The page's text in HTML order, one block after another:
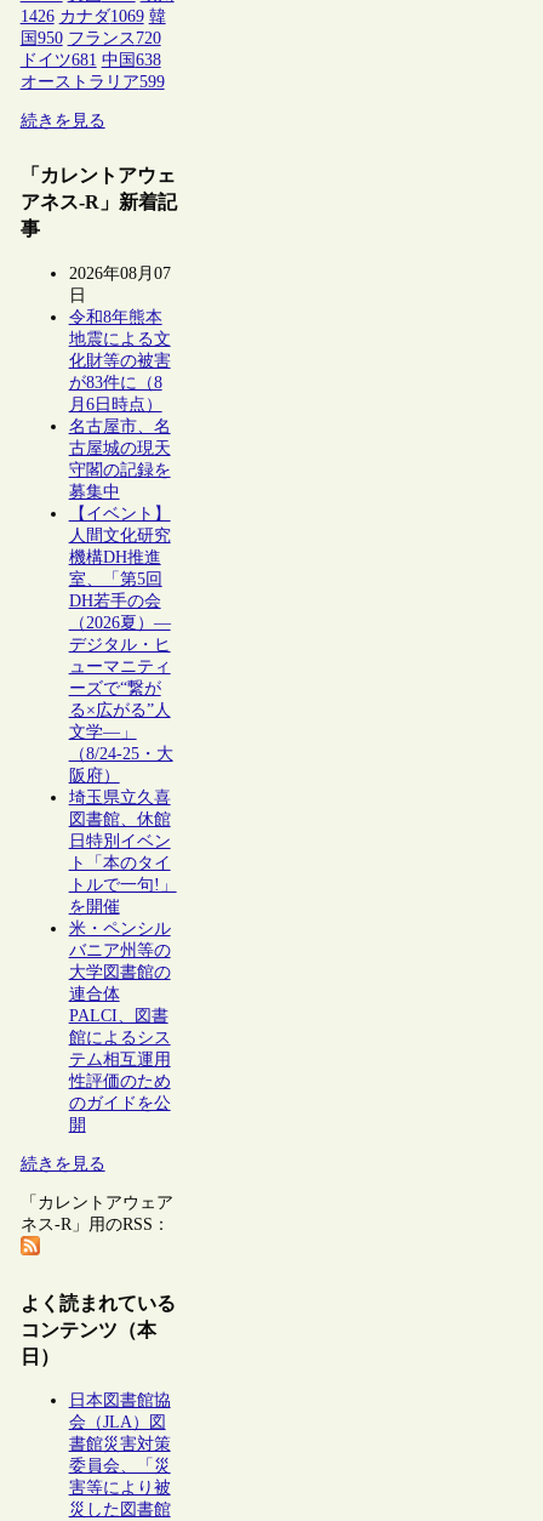
1426 カナダ1069 韓
国 950 フランス 720
ドイツ681 中国 638
オーストラリア599
続きを見る
「カレントアウェ
アネス-R」新着記
事
2026年08月07
日
令和8年熊本
地震による文
化財等の被害
が83件に（8
月6日時点）
名古屋市、名
古屋城の現天
守閣の記録を
募集中
【イベント】
人間文化研究
機構DH推進
室、「第5回
DH若手の会
（2026夏）―
デジタル・ヒ
ューマニティ
ーズで“繋が
る×広がる”人
文学―」
（8/24-25・大
阪府）
埼玉県立久喜
図書館、休館
日特別イベン
ト「本のタイ
トルで一句!」
を開催
米・ペンシル
バニア州等の
大学図書館の
連合体
PALCI、図書
館によるシス
テム相互運用
性評価のため
のガイドを公
開
続きを見る
「カレントアウェア
ネス-R」用のRSS：
よく読まれている
コンテンツ（本
日）
日本図書館協
会（JLA）図
書館災害対策
委員会、「災
害等により被
災した図書館